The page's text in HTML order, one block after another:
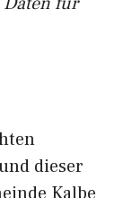
dieser